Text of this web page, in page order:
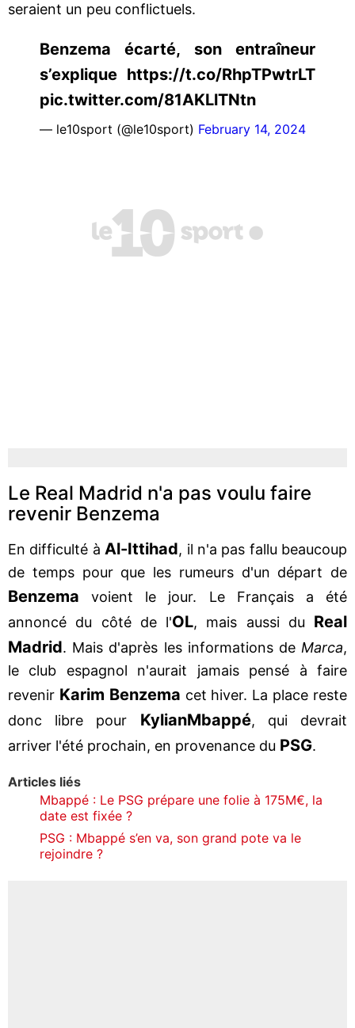
seraient un peu conflictuels.
Benzema écarté, son entraîneur
s’explique https://t.co/RhpTPwtrLT
pic.twitter.com/81AKLlTNtn
— le10sport (@le10sport) February 14, 2024
Le Real Madrid n'a pas voulu faire
revenir Benzema
En difficulté à Al-Ittihad, il n'a pas fallu beaucoup
de temps pour que les rumeurs d'un départ de
Benzema voient le jour. Le Français a été
annoncé du côté de l'OL, mais aussi du Real
Madrid. Mais d'après les informations de Marca,
le club espagnol n'aurait jamais pensé à faire
revenir Karim Benzema cet hiver. La place reste
donc libre pour KylianMbappé, qui devrait
arriver l'été prochain, en provenance du PSG.
Articles liés
Mbappé : Le PSG prépare une folie à 175M€, la
date est fixée ?
PSG : Mbappé s’en va, son grand pote va le
rejoindre ?